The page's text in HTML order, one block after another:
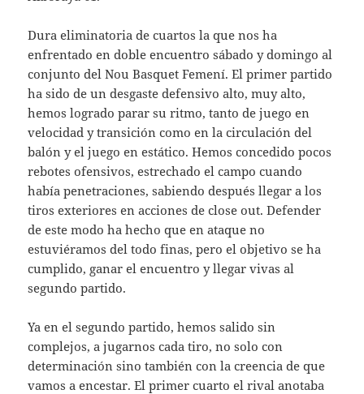
Dura eliminatoria de cuartos la que nos ha
enfrentado en doble encuentro sábado y domingo al
conjunto del Nou Basquet Femení. El primer partido
ha sido de un desgaste defensivo alto, muy alto,
hemos logrado parar su ritmo, tanto de juego en
velocidad y transición como en la circulación del
balón y el juego en estático. Hemos concedido pocos
rebotes ofensivos, estrechado el campo cuando
había penetraciones, sabiendo después llegar a los
tiros exteriores en acciones de close out. Defender
de este modo ha hecho que en ataque no
estuviéramos del todo finas, pero el objetivo se ha
cumplido, ganar el encuentro y llegar vivas al
segundo partido.
Ya en el segundo partido, hemos salido sin
complejos, a jugarnos cada tiro, no solo con
determinación sino también con la creencia de que
vamos a encestar. El primer cuarto el rival anotaba